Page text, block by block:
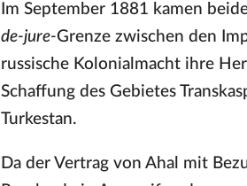
Im September 1881 kamen
de-jure-Grenze zwischen den
russische Kolonialmacht ihre
Schaffung des Gebietes
Turkestan.
Da der Vertrag von Ahal mit